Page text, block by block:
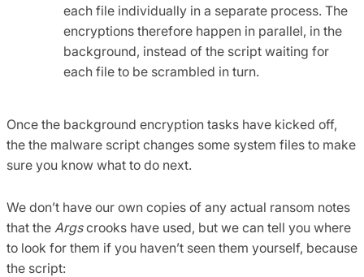
each file individually in a separate process. The
encryptions therefore happen in parallel, in the
background, instead of the script waiting for
each file to be scrambled in turn.
Once the background encryption tasks have kicked off,
the the malware script changes some system files to make
sure you know what to do next.
We don’t have our own copies of any actual ransom notes
that the Argscrooks have used, but we can tell you where
to look for them if you haven’t seen them yourself, because
the script: